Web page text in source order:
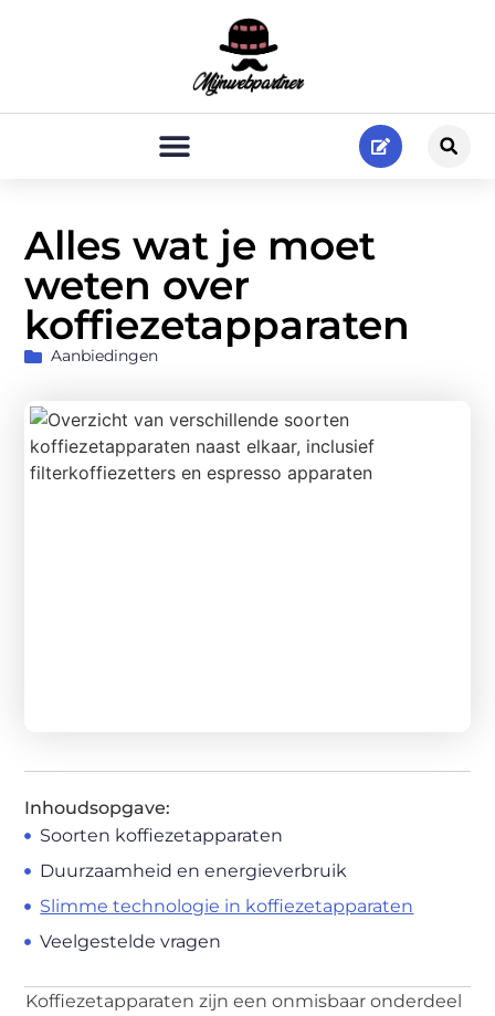
Alles wat je moet
weten over
koffiezetapparaten
Aanbiedingen
Inhoudsopgave:
Soorten koffiezetapparaten
Duurzaamheid en energieverbruik
Slimme technologie in koffiezetapparaten
Veelgestelde vragen
Koffiezetapparaten zijn een onmisbaar onderdeel